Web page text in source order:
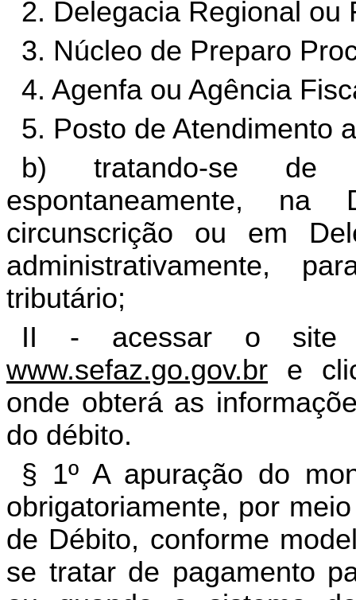
2. Delegacia Regional ou
3. Núcleo de Preparo
4. Agenfa ou Agência
5. Posto de Atendimento
b) tratando-se de
espontaneamente,
circunscrição ou em
administrativamente,
tributário;
II - acessar o site
www.sefaz.go.gov.br e
onde obterá as
do débito.
§ 1º A apuração do
obrigatoriamente, por
de Débito, conforme
se tratar de pagamento